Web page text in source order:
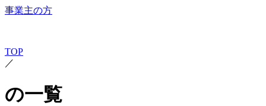
事業主の方
TOP
／
の一覧